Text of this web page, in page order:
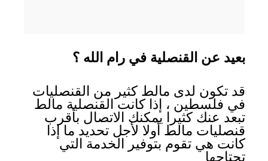
بعيد عن القنصلية في رام الله ؟
قد تكون لدى مالط كثير من القنصليات
في فلسطين ، إذا كانت القنصلية مالط
تبعد عنك كثيرا يمكنك الاتصال بأقرب
قنصليات مالط أولا لأجل تحديد ما إذا
كانت هي تقوم بتوفير الخدمة التي
تحتاجها